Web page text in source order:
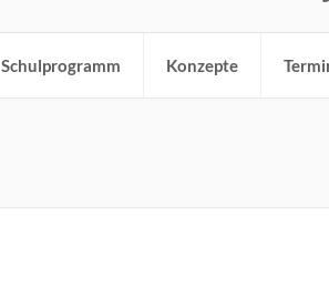
Schulprogramm Konzepte